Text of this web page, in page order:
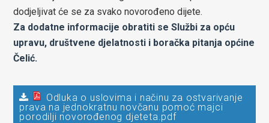
dodjeljivat će se za svako novorođeno dijete.
Za dodatne informacije obratiti se Službi za opću
upravu, društvene djelatnosti i boračka pitanja općine
Čelić.
Odluka o uslovima i načinu za ostvarivanje
prava na jednokratnu novčanu pomoć majci
porodilji novorođenog djeteta.pdf